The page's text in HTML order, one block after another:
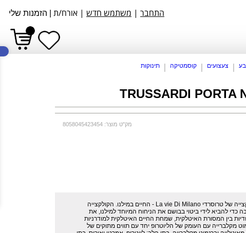
נגישות
אתר
המרכזי
התחבר | משתמש חדש | אורח/ת הזמנות שלי
צעצועים קוסמטיקה תינוקות
TRUSSARDI PORTA
מק"ט מוצר: 8058045423454
טרוסרדי פורטה נואבה א.ד.פ לאישה - בשמי הקולקצייה של טרוסרדי La vie Di Milano - החיים במילנו. הקולקצייה
להביא לידי ביטוי בבושם את הניחוח המיוחד למילנו, את
בין המסורת האיטלקית, שמחת החיים האיטלקית למודרניות
מקלברייה עם העומק של הליוטרופ יחד עם תווים מתוקים של